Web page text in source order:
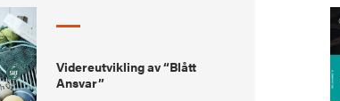
Videreutvikling av “Blått
Ansvar”